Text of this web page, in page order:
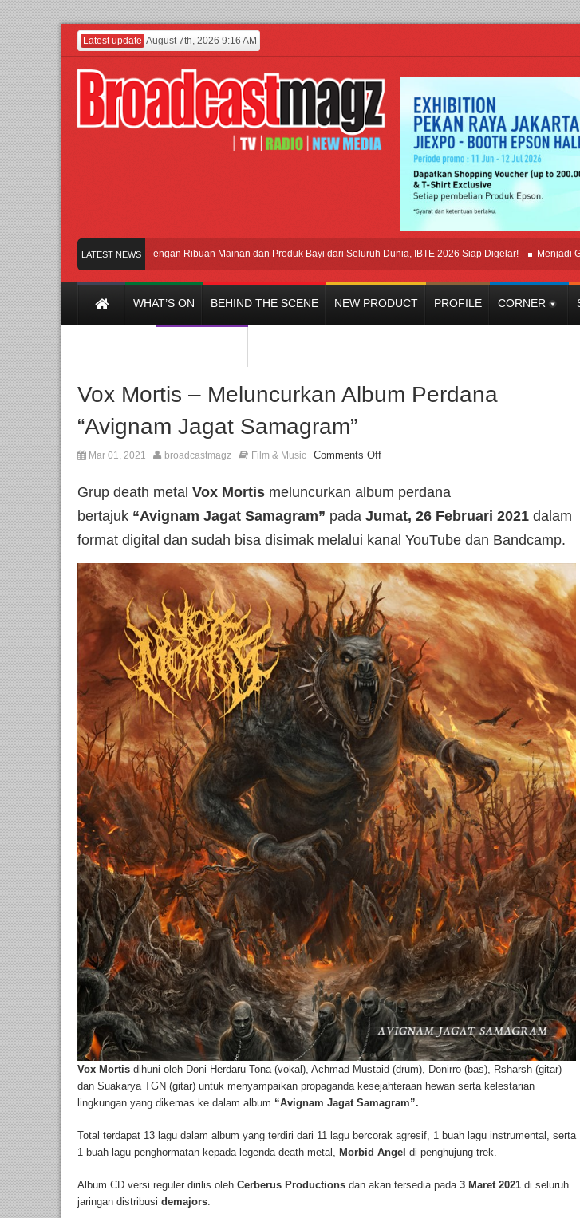
Latest update August 7th, 2026 9:16 AM
LATEST NEWS
Meramaikan Jakarta dengan Ribuan Mainan dan Produk Bayi dari Seluruh Dunia, IBTE 2026 Siap Digelar! Menjadi
WHAT’S ON BEHIND THE SCENE NEW PRODUCT PROFILE CORNER
Vox Mortis – Meluncurkan Album Perdana
“Avignam Jagat Samagram”
Mar 01, 2021 broadcastmagz Film & Music Comments Off
Grup death metal Vox Mortis meluncurkan album perdana
bertajuk “Avignam Jagat Samagram” pada Jumat, 26 Februari 2021 dalam
format digital dan sudah bisa disimak melalui kanal YouTube dan Bandcamp.
Vox Mortis dihuni oleh Doni Herdaru Tona (vokal), Achmad Mustaid (drum), Donirro (bas), Rsharsh (gitar)
dan Suakarya TGN (gitar) untuk menyampaikan propaganda kesejahteraan hewan serta kelestarian
lingkungan yang dikemas ke dalam album “Avignam Jagat Samagram”.
Total terdapat 13 lagu dalam album yang terdiri dari 11 lagu bercorak agresif, 1 buah lagu instrumental, serta
1 buah lagu penghormatan kepada legenda death metal, Morbid Angel di penghujung trek.
Album CD versi reguler dirilis oleh Cerberus Productions dan akan tersedia pada 3 Maret 2021 di seluruh
jaringan distribusi demajors.